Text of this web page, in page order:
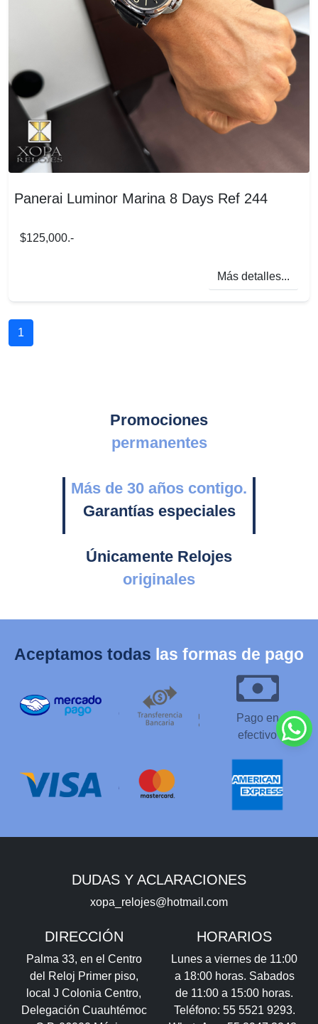
Panerai Luminor Marina 8 Days Ref 244
$125,000.-
Más detalles...
1
Promociones
permanentes
Más de 30 años contigo.
Garantías especiales
Únicamente Relojes
originales
Aceptamos todas las formas de pago
Pago en
efectivo
DUDAS Y ACLARACIONES
xopa_relojes@hotmail.com
DIRECCIÓN
Palma 33, en el Centro
del Reloj Primer piso,
local J Colonia Centro,
Delegación Cuauhtémoc
HORARIOS
Lunes a viernes de 11:00
a 18:00 horas. Sabados
de 11:00 a 15:00 horas.
Teléfono: 55 5521 9293.